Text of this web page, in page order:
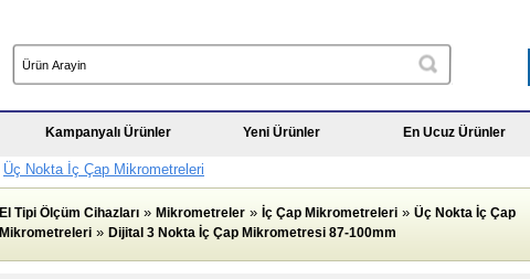
Kampanyalı Ürünler Yeni Ürünler En Ucuz Ürünler
Üç Nokta İç Çap Mikrometreleri
El Tipi Ölçüm Cihazları » Mikrometreler » İç Çap Mikrometreleri » Üç Nokta İç Çap
Mikrometreleri » Dijital 3 Nokta İç Çap Mikrometresi 87-100mm